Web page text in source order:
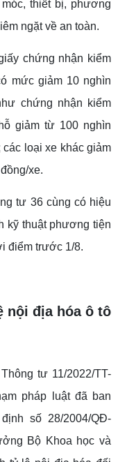
thiết bị, phương
ngặt về an toàn.
chứng nhận kiểm
mức giảm 10 nghìn
chứng nhận kiểm
giảm từ 100 nghìn
loại xe khác giảm
xe.
tư 36 cùng có hiệu
kỹ thuật phương tiện
điểm trước 1/8.
nội địa hóa ô tô
tư 11/2022/TT-
pháp luật đã ban
số 28/2004/QĐ-
Bộ Khoa học và